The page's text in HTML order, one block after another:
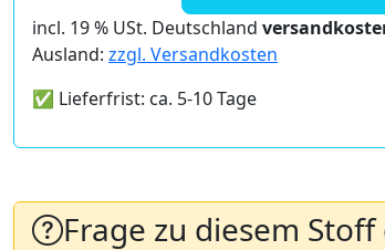
incl. 19 % USt. Deutschland
Ausland: zzgl. Versandkosten
✅ Lieferfrist: ca. 5-10 Tage
Frage zu diesem